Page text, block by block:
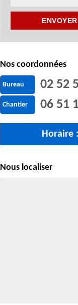
Nos coordonnées
Bureau 02 52
Chantier 06 51
Horaire :
Nous localiser